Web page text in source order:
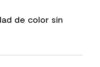
de color sin